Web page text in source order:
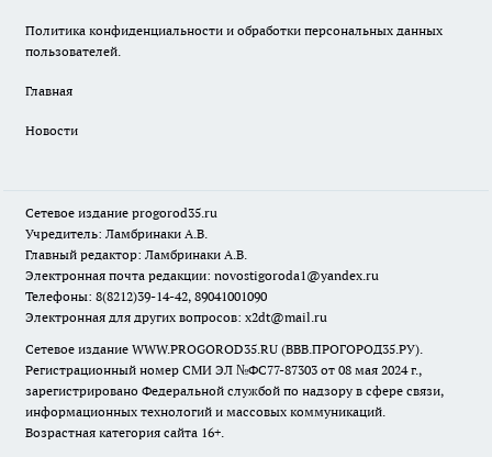
Политика конфиденциальности и обработки персональных данных
пользователей.
Главная
Новости
Сетевое издание progorod35.ru
Учредитель: Ламбринаки А.В.
Главный редактор: Ламбринаки А.В.
Электронная почта редакции: novostigoroda1@yandex.ru
Телефоны: 8(8212)39-14-42, 89041001090
Электронная для других вопросов: x2dt@mail.ru
Сетевое издание WWW.PROGOROD35.RU (ВВВ.ПРОГОРОД35.РУ).
Регистрационный номер СМИ ЭЛ №ФС77-87303 от 08 мая 2024 г.,
зарегистрировано Федеральной службой по надзору в сфере связи,
информационных технологий и массовых коммуникаций.
Возрастная категория сайта 16+.